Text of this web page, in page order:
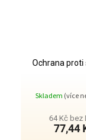
Ochrana proti
Skladem (více
64 Kč bez
77,44